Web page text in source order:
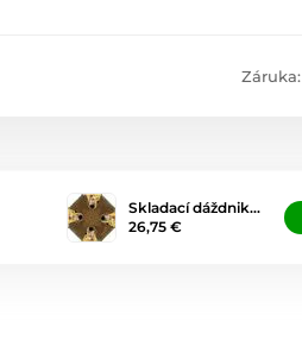
Záruka:
Skladací dáždnik…
26,75 €